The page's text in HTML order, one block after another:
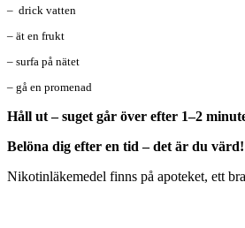
– drick vatten
– ät en frukt
– surfa på nätet
– gå en promenad
Håll ut – suget går över efter 1–2
Belöna dig efter en tid – det är du värd!
Nikotinläkemedel finns på apoteket, ett